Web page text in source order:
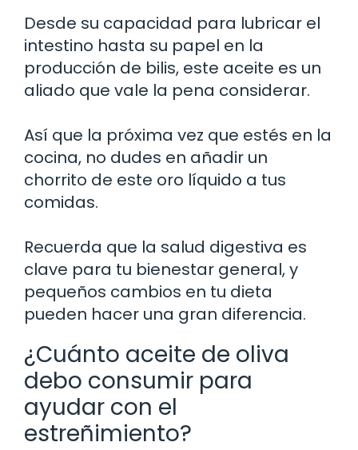
Desde su capacidad para lubricar el
intestino hasta su papel en la
producción de bilis, este aceite es un
aliado que vale la pena considerar.
Así que la próxima vez que estés en la
cocina, no dudes en añadir un
chorrito de este oro líquido a tus
comidas.
Recuerda que la salud digestiva es
clave para tu bienestar general, y
pequeños cambios en tu dieta
pueden hacer una gran diferencia.
¿Cuánto aceite de oliva
debo consumir para
ayudar con el
estreñimiento?